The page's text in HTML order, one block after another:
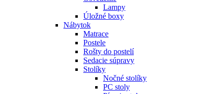
Lampy
Úložné boxy
Nábytok
Matrace
Postele
Rošty do postelí
Sedacie súpravy
Stolíky
Nočné stolíky
PC stoly